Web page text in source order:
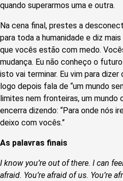
quando superarmos uma e outra.
Na cena final, prestes a
para toda a humanidade e diz
que vocês estão com medo.
mudança. Eu não conheço o
isto vai terminar. Eu vim para dizer
logo depois fala de “um mundo
limites nem fronteiras, um mundo
encerra dizendo: “Para onde nós
deixo com vocês.”
As palavras finais
I know you’re out of there. l can
afraid. You’re afraid of us. You’re